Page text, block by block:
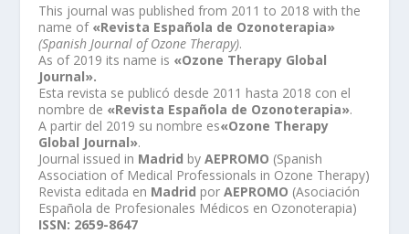
This journal was published from 2011 to 2018 with the
name of «Revista Española de Ozonoterapia»
(Spanish Journal of Ozone Therapy).
As of 2019 its name is «Ozone Therapy Global
Journal».
Esta revista se publicó desde 2011 hasta 2018 con el
nombre de «Revista Española de Ozonoterapia».
A partir del 2019 su nombre es«Ozone Therapy
Global Journal».
Journal issued in Madrid byAEPROMO (Spanish
Association of Medical Professionals in Ozone Therapy)
Revista editada en Madrid porAEPROMO (Asociación
Española de Profesionales Médicos en Ozonoterapia)
ISSN: 2659-8647